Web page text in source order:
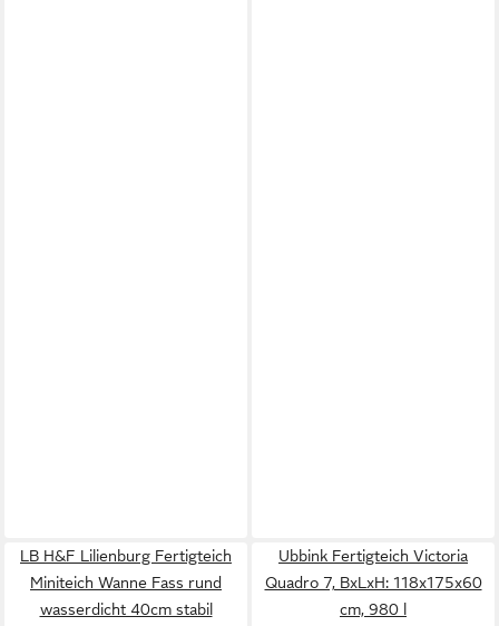
LB H&F Lilienburg Fertigteich
Miniteich Wanne Fass rund
wasserdicht 40cm stabil
Ubbink Fertigteich Victoria
Quadro 7, BxLxH: 118x175x60
cm, 980 l